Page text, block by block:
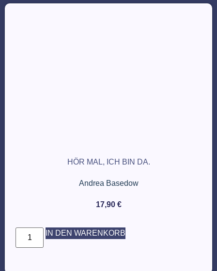
HÖR MAL, ICH BIN DA.
Andrea Basedow
17,90 €
IN DEN WARENKORB